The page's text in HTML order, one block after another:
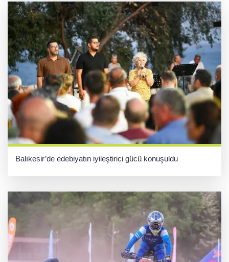
Balıkesir’de edebiyatın iyileştirici gücü konuşuldu